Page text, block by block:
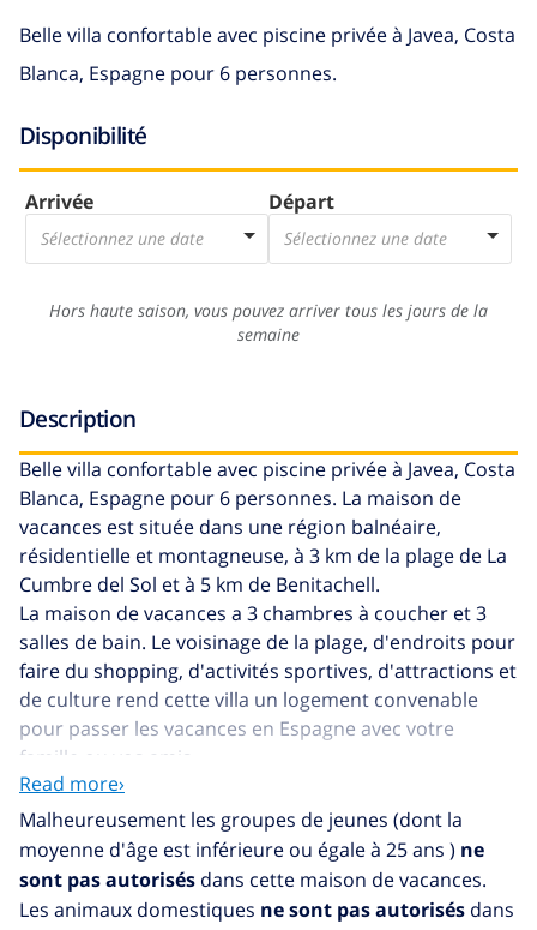
Belle villa confortable avec piscine privée à Javea, Costa
Blanca, Espagne pour 6 personnes.
Disponibilité
Arrivée
Sélectionnez une date
Départ
Sélectionnez une date
Hors haute saison, vous pouvez arriver tous les jours de la
semaine
Description
Belle villa confortable avec piscine privée à Javea, Costa
Blanca, Espagne pour 6 personnes. La maison de
vacances est située dans une région balnéaire,
résidentielle et montagneuse, à 3 km de la plage de La
Cumbre del Sol et à 5 km de Benitachell.
La maison de vacances a 3 chambres à coucher et 3
salles de bain. Le voisinage de la plage, d'endroits pour
faire du shopping, d'activités sportives, d'attractions et
de culture rend cette villa un logement convenable
pour passer les vacances en Espagne avec votre
famille ou vos amis.
Intérieur de la villa
salle de séjour avec télévision, lecteur de DVD, hifi et
ventilateur de plafond
Read more›
Malheureusement les groupes de jeunes (dont la
moyenne d'âge est inférieure ou égale à 25 ans ) ne
sont pas autorisés dans cette maison de vacances.
Les animaux domestiques ne sont pas autorisés dans